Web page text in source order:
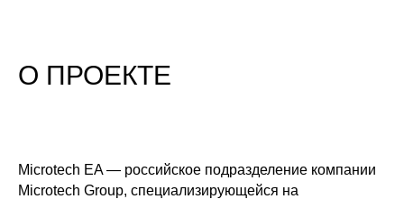
О ПРОЕКТЕ
Microtech EA — российское подразделение компании
Microtech Group, специализирующейся на